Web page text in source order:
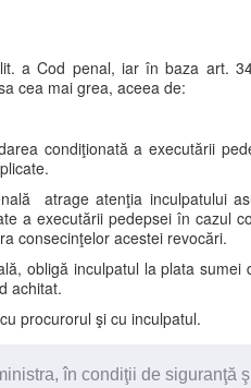
în condiţii de
a Cod penal, iar în baza art.
cea mai grea, aceea de:
condiţionată a executării
atrage atenţia inculpatului
a executării pedepsei în cazul
consecinţelor acestei revocări.
obligă inculpatul la plata
achitat.
procurorul şi cu inculpatul.